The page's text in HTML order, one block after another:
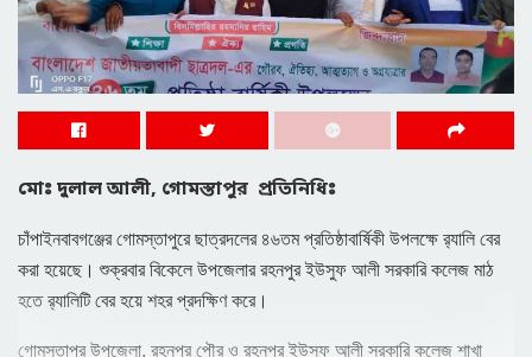
মোঃ দুলাল আলী, গোমস্তাপুর প্রতিনিধিঃ
চাঁপাইনবাবগঞ্জের গোমস্তাপুরে ছাত্রদলের ৪৬তম প্রতিষ্ঠাবার্ষিকী উপলক্ষে র‍্যালি বের
করা হয়েছে। শুক্রবার বিকেলে উপজেলার রহনপুর ইউসুফ আলী সরকারি কলেজ মাঠ
হতে র‍্যালিটি বের হয়ে শহর প্রদক্ষিণ করে।
গোমস্তাপুর উপজেলা, রহনপুর পৌর ও রহনপুর ইউসুফ আলী সরকারি কলেজ শাখা